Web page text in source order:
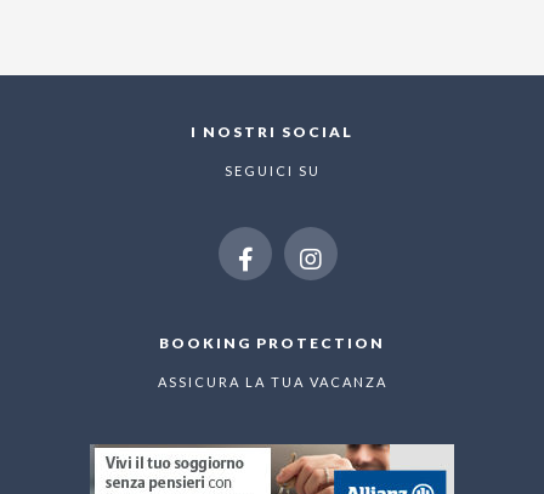
I NOSTRI SOCIAL
SEGUICI SU
BOOKING PROTECTION
ASSICURA LA TUA VACANZA